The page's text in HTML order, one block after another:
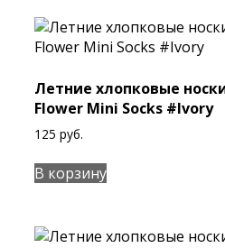
Летние хлопковые
Flower Mini Socks #Ivory
125 руб.
В корзину